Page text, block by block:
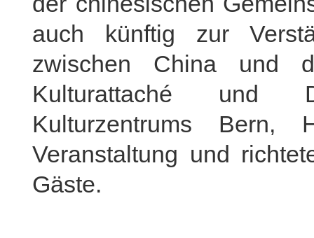
auch künftig zur
zwischen China und
Kulturattaché und
Kulturzentrums
Veranstaltung und
Gäste.